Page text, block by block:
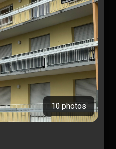
10 photos